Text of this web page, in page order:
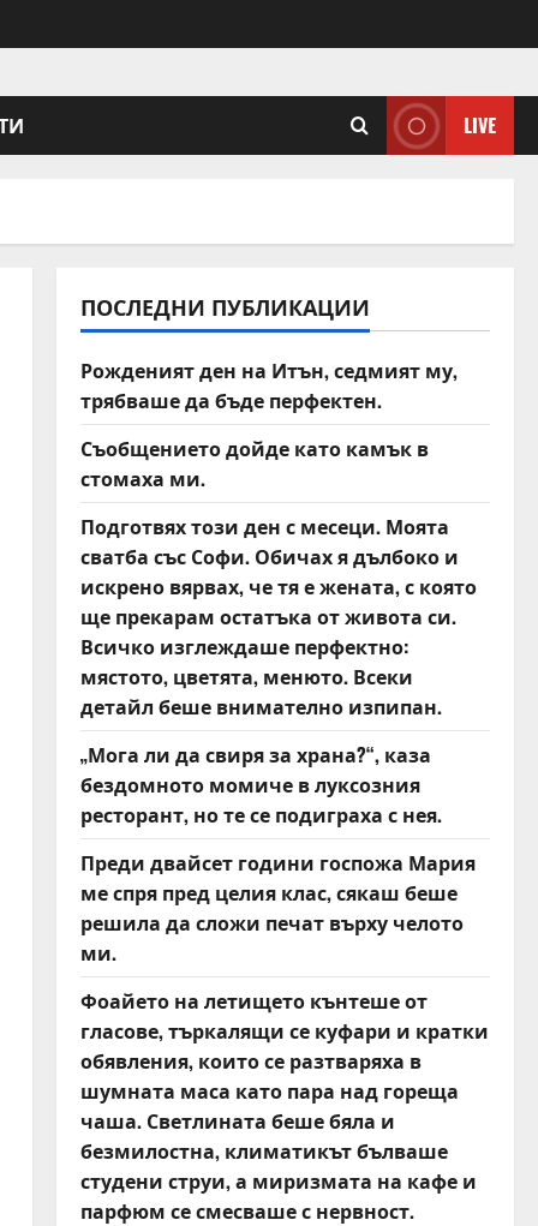
LIVE
ПОСЛЕДНИ ПУБЛИКАЦИИ
Рожденият ден на Итън, седмият му,
трябваше да бъде перфектен.
Съобщението дойде като камък в
стомаха ми.
Подготвях този ден с месеци. Моята
сватба със Софи. Обичах я дълбоко и
искрено вярвах, че тя е жената, с която
ще прекарам остатъка от живота си.
Всичко изглеждаше перфектно:
мястото, цветята, менюто. Всеки
детайл беше внимателно изпипан.
„Мога ли да свиря за храна?“, каза
бездомното момиче в луксозния
ресторант, но те се подиграха с нея.
Преди двайсет години госпожа Мария
ме спря пред целия клас, сякаш беше
решила да сложи печат върху челото
ми.
Фоайето на летището кънтеше от
гласове, търкалящи се куфари и кратки
обявления, които се разтваряха в
шумната маса като пара над гореща
чаша. Светлината беше бяла и
безмилостна, климатикът бълваше
студени струи, а миризмата на кафе и
парфюм се смесваше с нервност.